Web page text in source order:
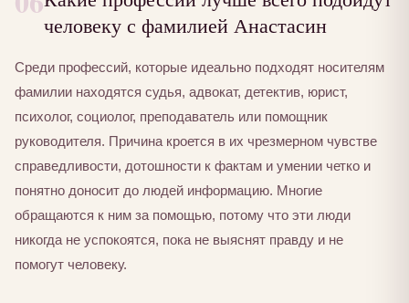
человеку с фамилией Анастасин
Среди профессий, которые идеально подходят носителям
фамилии находятся судья, адвокат, детектив, юрист,
психолог, социолог, преподаватель или помощник
руководителя. Причина кроется в их чрезмерном чувстве
справедливости, дотошности к фактам и умении четко и
понятно доносит до людей информацию. Многие
обращаются к ним за помощью, потому что эти люди
никогда не успокоятся, пока не выяснят правду и не
помогут человеку.